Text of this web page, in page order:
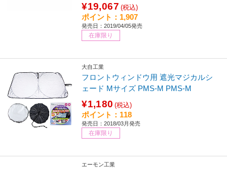
¥19,067 (税込)
ポイント：1,907
発売日：2019/04/05発売
在庫限り
大自工業
フロントウィンドウ用 遮光マジカルシ
ェード Mサイズ PMS-M PMS-M
¥1,180 (税込)
ポイント：118
発売日：2018/03月発売
在庫限り
エーモン工業